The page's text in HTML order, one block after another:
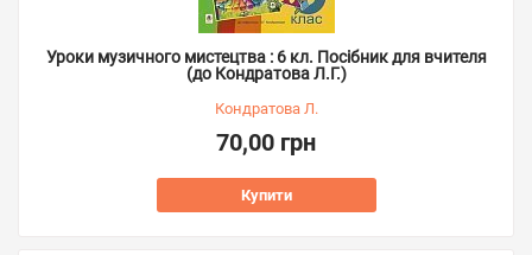
Уроки музичного мистецтва : 6 кл. Посібник для вчителя
(до Кондратова Л.Г.)
Кондратова Л.
70,00 грн
Купити